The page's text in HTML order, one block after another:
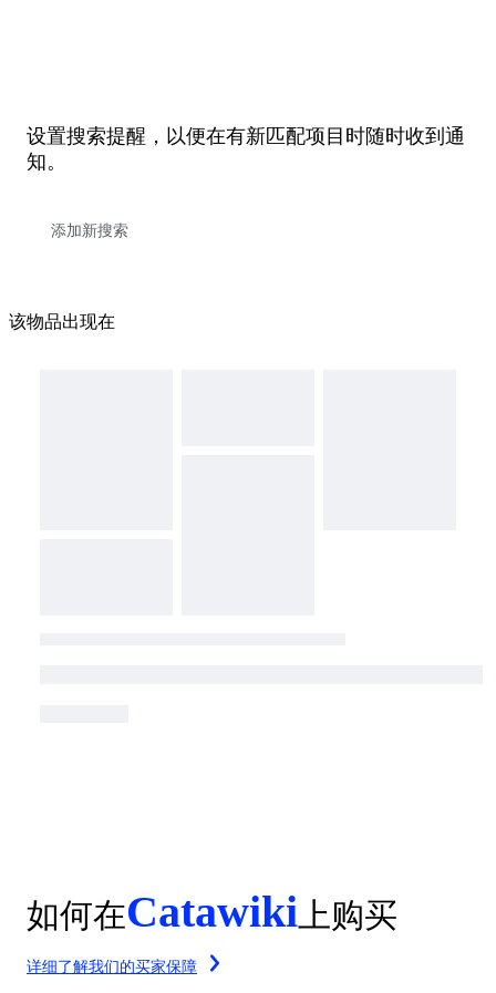
设置搜索提醒，以便在有新匹配项目时随时收到通
知。
该物品出现在
如何在Catawiki 上购买
详细了解我们的买家保障